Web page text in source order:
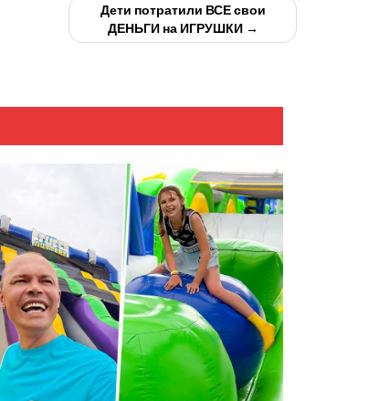
Дети потратили ВСЕ свои
ДЕНЬГИ на ИГРУШКИ →